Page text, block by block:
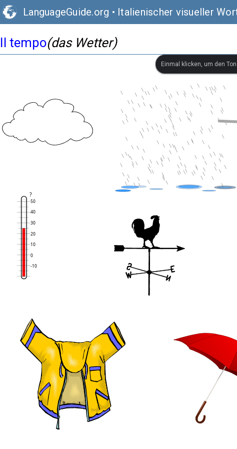
LanguageGuide.org • Italienischer visueller
Il tempo(das Wetter)
Einmal klicken, um den